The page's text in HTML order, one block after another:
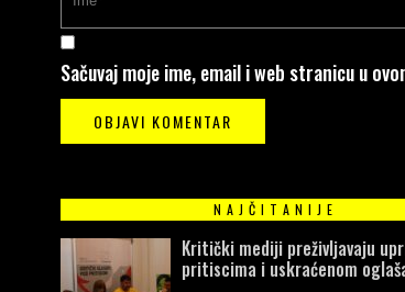
Sačuvaj moje ime, email i web stranicu u
NAJČITANIJE
Kritički mediji preživljavaju
pritiscima i uskraćenom